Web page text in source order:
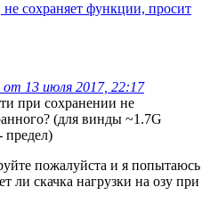
сохраняет функции, просит
13 июля 2017, 22:17
при сохранении не
(для винды ~1.7G
предел)
пожалуйста и я попытаюсь
ли скачка нагрузки на озу при